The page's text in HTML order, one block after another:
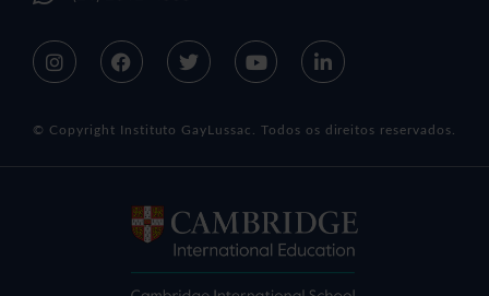
© Copyright Instituto GayLussac. Todos os direitos reservados.